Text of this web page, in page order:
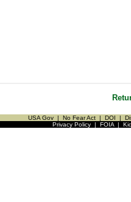
USA Gov | No Fear Act | DOI |
Privacy Policy| FOIA|